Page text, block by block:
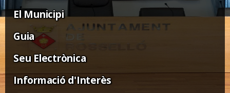
El Municipi
Guia
Seu Electrònica
Informació d'Interès